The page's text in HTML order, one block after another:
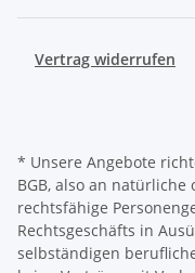
Vertrag widerrufen
* Unsere Angebote
BGB, also an
rechtsfähige
Rechtsgeschäfts in
selbständigen